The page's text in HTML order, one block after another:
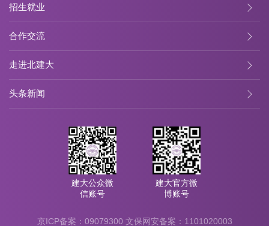
招生就业
合作交流
走进北建大
头条新闻
建大公众微
信账号
建大官方微
博账号
京ICP备案：09079300 文保网安备案：1101020003